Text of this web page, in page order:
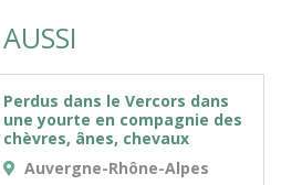
Perdus dans le Vercors dans
une yourte en compagnie des
chèvres, ânes, chevaux
Auvergne-Rhône-Alpes